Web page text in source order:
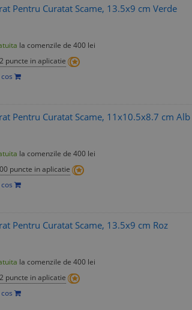
Pentru Curatat Scame, 13.5x9 cm Verde
la comenzile de 400 lei
puncte in aplicatie
cos
Pentru Curatat Scame, 11x10.5x8.7 cm Alb
la comenzile de 400 lei
puncte in aplicatie
cos
Pentru Curatat Scame, 13.5x9 cm Roz
la comenzile de 400 lei
puncte in aplicatie
cos